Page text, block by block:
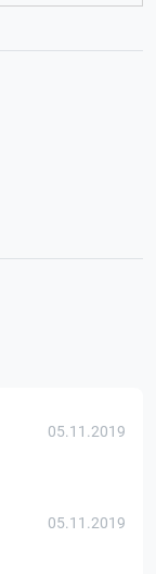
05.11.2019
05.11.2019